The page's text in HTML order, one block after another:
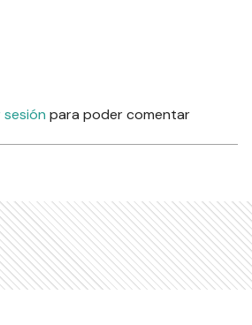
sesión para poder comentar